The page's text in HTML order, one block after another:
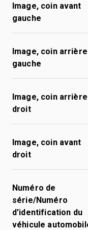
Image, coin avant
gauche
Image, coin arrière
gauche
Image, coin arrière
droit
Image, coin avant
droit
Numéro de
série/Numéro
d'identification du
véhicule